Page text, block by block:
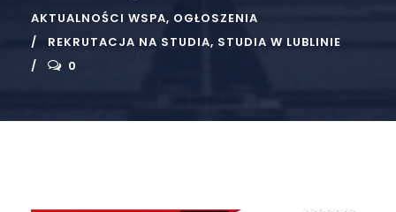
AKTUALNOŚCI WSPA, OGŁOSZENIA
REKRUTACJA NA STUDIA, STUDIA W LUBLINIE
0